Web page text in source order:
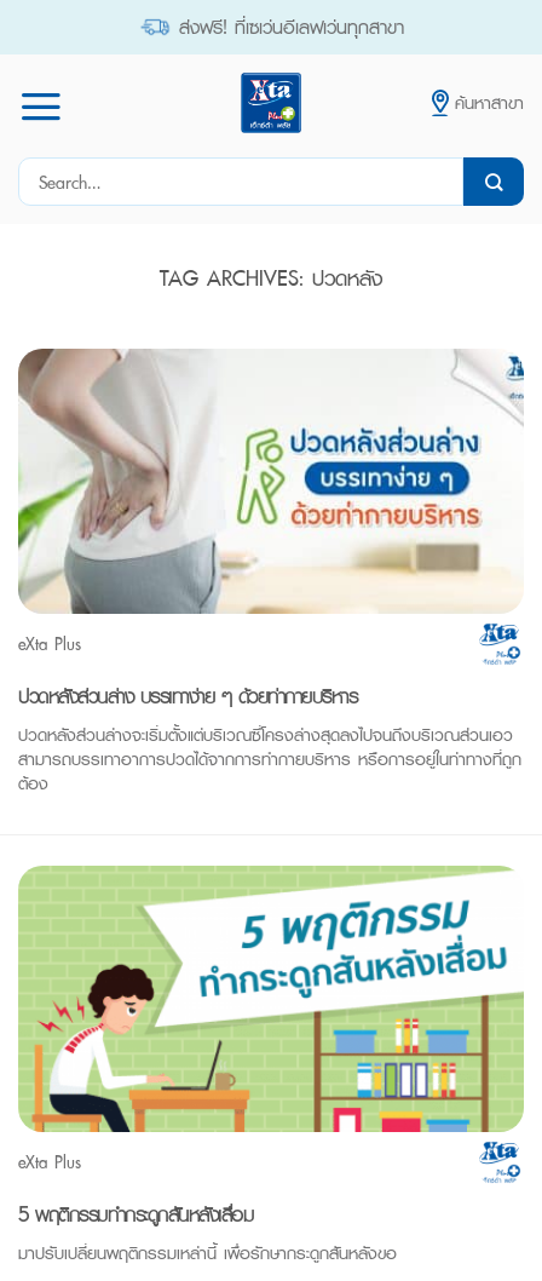
ส่งฟรี! ที่เซเว่นอีเลฟเว่นทุกสาขา
ค้นหาสาขา
Search
TAG ARCHIVES: ปวดหลัง
eXta Plus
ปวดหลังส่วนล่าง บรรเทาง่าย ๆ ด้วยท่ากายบริหาร
ปวดหลังส่วนล่างจะเริ่มตั้งแต่บริเวณซึ่โครงล่างสุดลงไปจนถึงบริเวณส่วนเอว
สามารถบรรเทาอาการปวดได้จากการทำกายบริหาร หรือการอยู่ในท่าทางที่ถูก
ต้อง
eXta Plus
5 พฤติกรรมทำกระดูกสันหลังเสื่อม
มาปรับเปลี่ยนพฤติกรรมเหล่านี้ เพื่อรักษากระดูกสันหลังขอ